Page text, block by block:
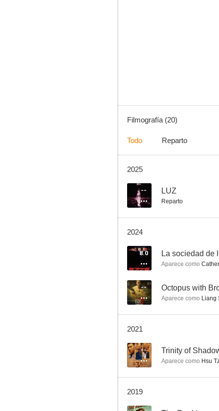
At Cafe 6
--
Filmografía (20)
Todo Reparto
2025
-- LUZ
Reparto
2024
8.0
Aparece como
-- Octopus with
Aparece como Liang
2021
-- Trinity of
Aparece como Hsu
2019